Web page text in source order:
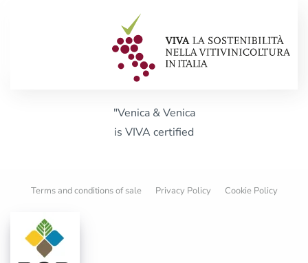
"Venica & Venica
is VIVA certified
Terms and conditions of sale Privacy Policy Cookie Policy